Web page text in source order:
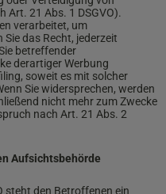
Art. 21 Abs. 1 DSGVO).
verarbeitet, um
das Recht, jederzeit
betreffender
derartiger Werbung
soweit es mit solcher
Sie widersprechen, werden
nicht mehr zum Zwecke
nach Art. 21 Abs. 2
Aufsichtsbehörde
steht den Betroffenen ein